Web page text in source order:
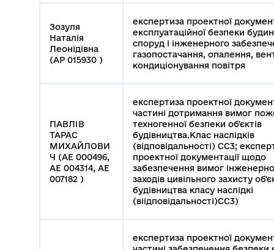
Зозуля
Наталія
Леонідівна
(АР 015930 )
експертиза проектної
експлуатаційної безпеки
споруд і інженерного
газопостачання, опалення,
кондиціонування повітря
ПАВЛІВ
ТАРАС
МИХАЙЛОВИ
Ч (АЕ 000496,
АЕ 004314, АЕ
007182 )
експертиза проектної
частині дотримання вимог
техногенної безпеки об'єктів
будівництва.Клас наслідків
(відповідальності) СС3;
проектної документації щодо
забезпечення вимог
заходів цивільного захисту
будівництва класу наслідкі
(віідповідальності)СС3)
експертиза проектної